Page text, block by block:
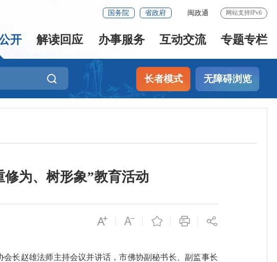
国务院 省政府 闽政通 网站支持IPv6
开 解读回应 办事服务 互动交流 专题专栏
长者模式 无障碍浏览
为、树形象”教育活动
会长赵雄法师主持会议并讲话，市佛协副秘书长、副监事长